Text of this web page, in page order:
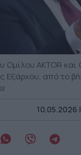
Ομίλου AKTOR και
Εξάρχου, από το
10.05.2026 |